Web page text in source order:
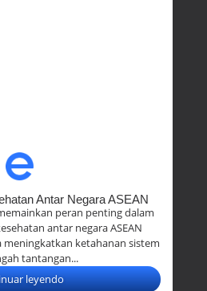
Antar Negara ASEAN
peran penting dalam
antar negara ASEAN
meningkatkan ketahanan sistem
tantangan...
leyendo